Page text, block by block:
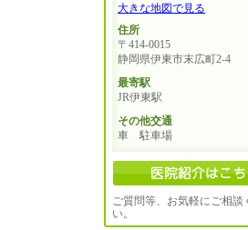
大きな地図で見る
住所
〒414-0015
静岡県伊東市末広町2-4
最寄駅
JR伊東駅
その他交通
車 駐車場
ご質問等、お気軽にご相談
い。